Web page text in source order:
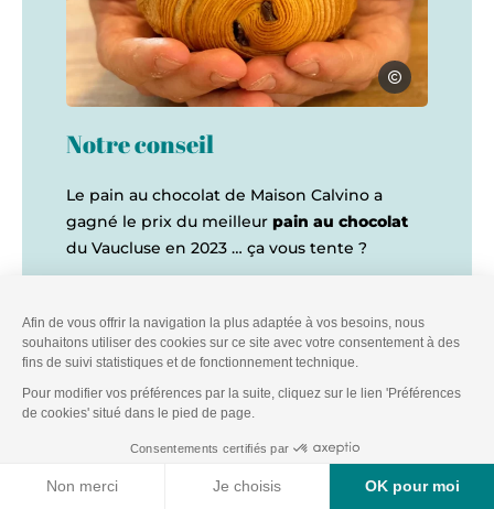
Maison Calvino
Notre conseil
Le pain au chocolat de Maison Calvino a
gagné le prix du meilleur pain au chocolat
du Vaucluse en 2023 … ça vous tente ?
aller déguster les glaces artisanales de la
Maison Calvino.
Découvrir les glaces artisanales de Gélato
Calvino !